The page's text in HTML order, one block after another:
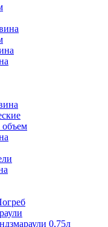
0,75л